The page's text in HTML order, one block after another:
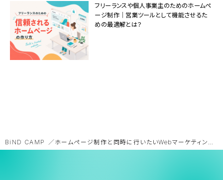
フリーランスや個人事業主のためのホームペ
ージ制作｜営業ツールとして機能させるた
めの最適解とは？
BiND CAMP ホームページ制作と同時に行いたいWebマーケティングと導入方法